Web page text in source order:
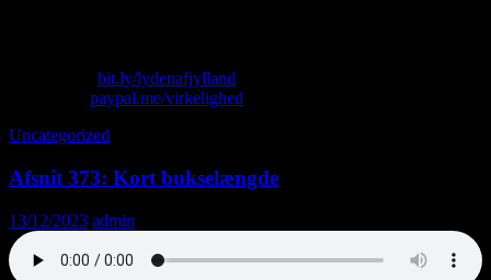
bit.ly/lydenafjylland
paypal.me/virkelighed
Uncategorized
Afsnit 373: Kort bukselængde
13/12/2023 admin